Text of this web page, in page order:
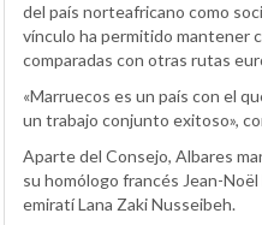
del país norteafricano como
vínculo ha permitido mantener
comparadas con otras rutas
«Marruecos es un país con el
un trabajo conjunto exitoso»,
Aparte del Consejo, Albares
su homólogo francés Jean-
emiratí Lana Zaki Nusseibeh.